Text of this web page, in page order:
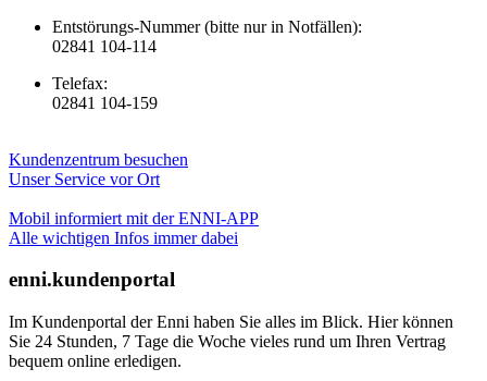
Entstörungs-Nummer (bitte nur in Notfällen):
02841 104-114
Telefax:
02841 104-159
Kundenzentrum besuchen
Unser Service vor Ort
Mobil informiert mit der ENNI-APP
Alle wichtigen Infos immer dabei
enni.kundenportal
Im Kundenportal der Enni haben Sie alles im Blick. Hier können
Sie 24 Stunden, 7 Tage die Woche vieles rund um Ihren Vertrag
bequem online erledigen.